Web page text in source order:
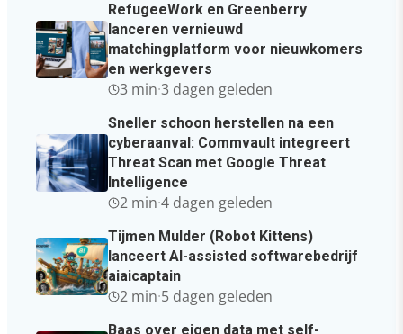
RefugeeWork en Greenberry
lanceren vernieuwd
matchingplatform voor nieuwkomers
en werkgevers
3 min·3 dagen geleden
Sneller schoon herstellen na een
cyberaanval: Commvault integreert
Threat Scan met Google Threat
Intelligence
2 min·4 dagen geleden
Tijmen Mulder (Robot Kittens)
lanceert AI-assisted softwarebedrijf
aiaicaptain
2 min·5 dagen geleden
Baas over eigen data met self-